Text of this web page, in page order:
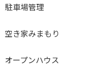
駐車場管理
空き家みまもり
オープンハウス